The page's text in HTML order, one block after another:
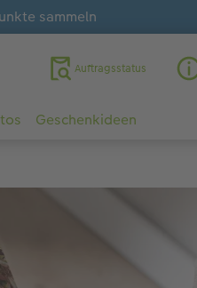
sammeln
Auftragsstatus
Geschenkideen